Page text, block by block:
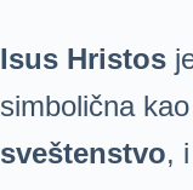
Isus Hristos
simbolična
sveštenstvo, i